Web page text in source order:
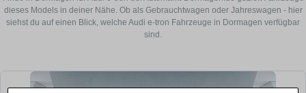
dieses Models in deiner Nähe. Ob als Gebrauchtwagen oder Jahreswagen - hier
siehst du auf einen Blick, welche Audi e-tron Fahrzeuge in Dormagen verfügbar
sind.